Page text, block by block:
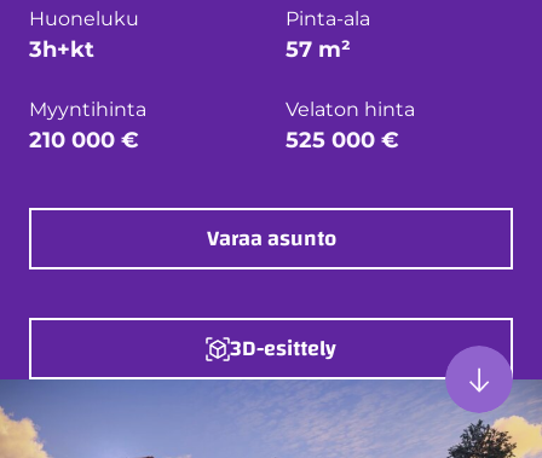
Huoneluku
3h+kt
Pinta-ala
57 m²
Myyntihinta
210 000 €
Velaton hinta
525 000 €
Varaa asunto
3D-esittely